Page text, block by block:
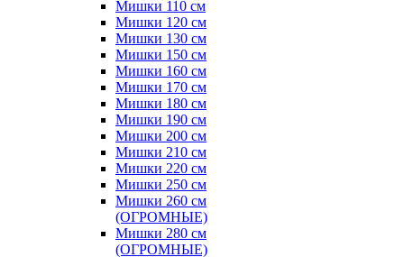
Мишки 110 см
Мишки 120 см
Мишки 130 см
Мишки 150 см
Мишки 160 см
Мишки 170 см
Мишки 180 см
Мишки 190 см
Мишки 200 см
Мишки 210 см
Мишки 220 см
Мишки 250 см
Мишки 260 см
(ОГРОМНЫЕ)
Мишки 280 см
(ОГРОМНЫЕ)